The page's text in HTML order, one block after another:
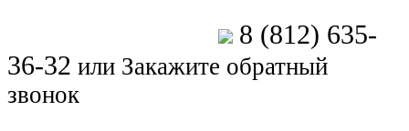
8 (812) 635-
36-32 или Закажите обратный
звонок